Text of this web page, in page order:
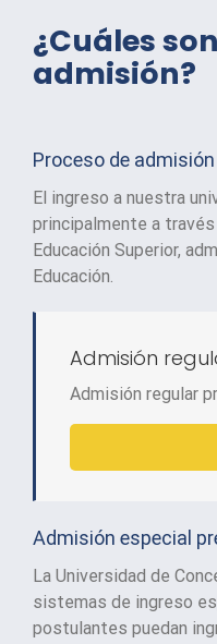
¿Cuáles
admisión?
Proceso de
El ingreso a nuestra
principalmente a
Educación Superior,
Educación.
Admisión
Admisión regular
Admisión especial
La Universidad de
sistemas de ingreso
postulantes puedan